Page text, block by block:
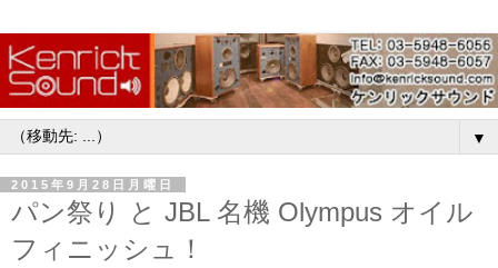
▼
2015年9月28日月曜日
パン祭り と JBL 名機 Olympus オイル
フィニッシュ！